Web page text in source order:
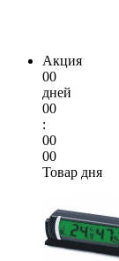
Акция
00
дней
00
:
00
00
Товар дня